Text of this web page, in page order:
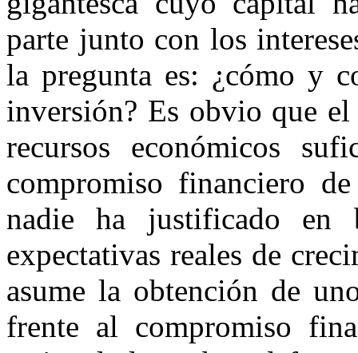
parte junto con los
la pregunta es: ¿cómo y
inversión? Es obvio que
recursos económicos
compromiso financiero
nadie ha justificado en
expectativas reales de
asume la obtención de
frente al compromiso